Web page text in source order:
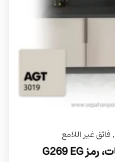
, فائق غير اللامع